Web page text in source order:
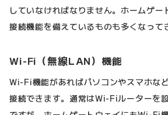
していなければなりません。ホームゲ
接続機能を備えているものも多くなって
Wi-Fi（無線LAN）機能
Wi-Fi機能があればパソコンやスマホな
接続できます。通常はWi-Fiルーターを